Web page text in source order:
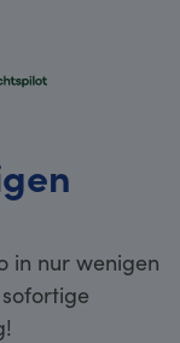
in nur wenigen